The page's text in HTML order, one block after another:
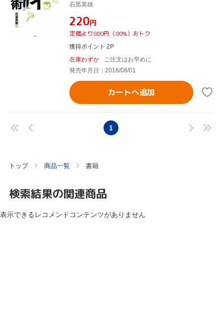
石黒英雄
¥220円
定価より880円（80%）おトク
獲得ポイント 2P
在庫わずか
ご注文はお早めに
発売年月日：2016/08/01
カートへ追加
1
トップ 商品一覧 書籍
検索結果の関連商品
表示できるレコメンドコンテンツがありません